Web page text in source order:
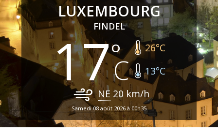
LUXEMBOURG
FINDEL
17 26°C
13°C
NE 20 km/h
Samedi 08 août 2026 à 00h35